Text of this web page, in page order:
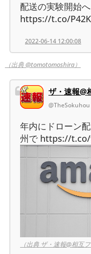
配送の実験開始
https://t.co/
2022-06-14 12:00:08
（出典 @tomotomoshira）
ザ・速報@
@TheSokuhou
年内にドローン
州で https://t.co/
（出典 ザ・速報@相互